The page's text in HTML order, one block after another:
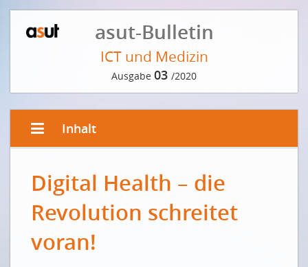
asut-Bulletin
ICT und Medizin
Ausgabe 03 /2020
Inhalt
La santé digitale, une révolution en marche !
Digital Health – die Revolution schreitet voran!
Vernetzt sind wir gesünder
Digital Health – die
Revolution schreitet
voran!